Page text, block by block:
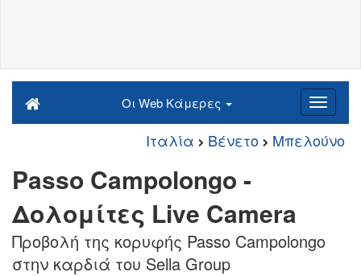
Οι Web Κάμερες
Ιταλία Βένετο Μπελούνο
Passo Campolongo -
Δολομίτες Live Camera
Προβολή της κορυφής Passo Campolongo
στην καρδιά του Sella Group